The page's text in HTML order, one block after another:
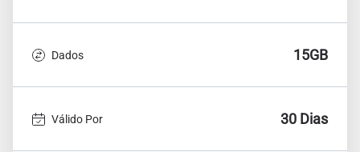
Dados 15GB
Válido Por 30 Dias